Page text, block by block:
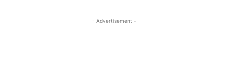
- Advertisement -